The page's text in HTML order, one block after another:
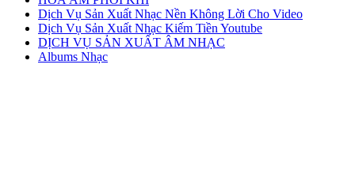
Dịch Vụ Sản Xuất Nhạc Nền Không Lời Cho Video
Dịch Vụ Sản Xuất Nhạc Kiếm Tiền Youtube
DỊCH VỤ SẢN XUẤT ÂM NHẠC
Albums Nhạc